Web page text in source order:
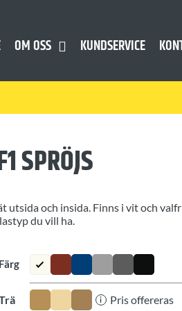
OM OSS KUNDSERVICE
SPRÖJS
utsida och insida. Finns i vit och
du vill ha.
i Pris offereras